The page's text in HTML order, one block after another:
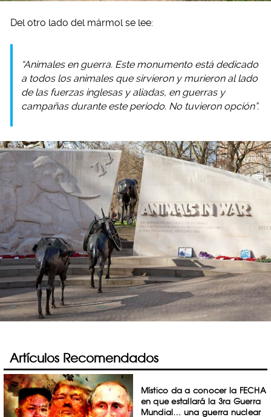
Del otro lado del mármol se lee:
“Animales en guerra. Este monumento está dedicado
a todos los animales que sirvieron y murieron al lado
de las fuerzas inglesas y aliadas, en guerras y
campañas durante este periodo. No tuvieron opción”.
Artículos Recomendados
Místico da a conocer la FECHA
en que estallará la 3ra Guerra
Mundial… una guerra nuclear